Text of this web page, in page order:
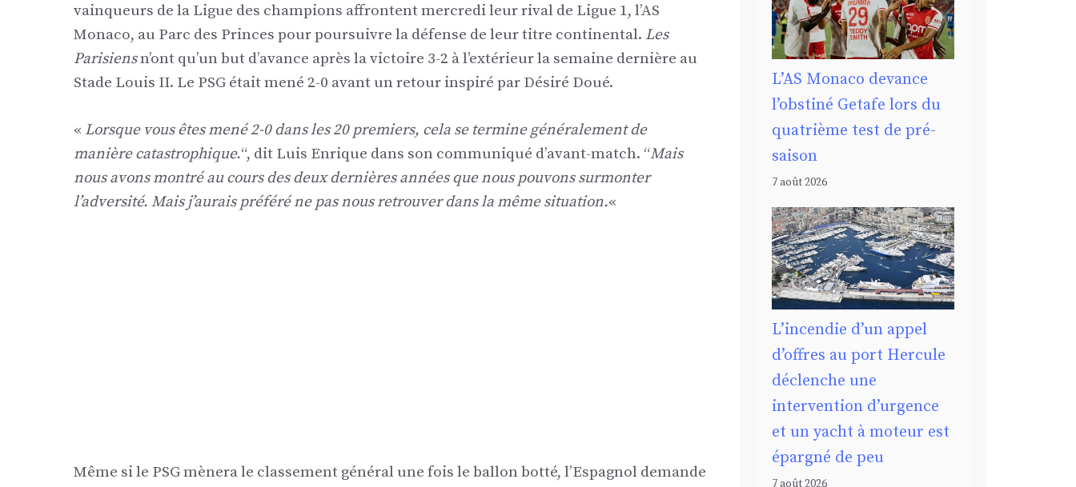
vainqueurs de la Ligue des champions affrontent mercredi leur rival de Ligue 1, l’AS
Monaco, au Parc des Princes pour poursuivre la défense de leur titre continental. Les
Parisiensn’ont qu’un but d’avance après la victoire 3-2 à l’extérieur la semaine dernière au
Stade Louis II. Le PSG était mené 2-0 avant un retour inspiré par Désiré Doué.
« Lorsque vous êtes mené 2-0 dans les 20 premiers, cela se termine généralement de
manière catastrophique.“, dit Luis Enrique dans son communiqué d’avant-match. “Mais
nous avons montré au cours des deux dernières années que nous pouvons surmonter
l’adversité. Mais j’aurais préféré ne pas nous retrouver dans la même situation.«
Même si le PSG mènera le classement général une fois le ballon botté, l’Espagnol demande
L’AS Monaco devance
l’obstiné Getafe lors du
quatrième test de pré-
saison
7 août 2026
L’incendie d’un appel
d’offres au port Hercule
déclenche une
intervention d’urgence
et un yacht à moteur est
épargné de peu
7 août 2026